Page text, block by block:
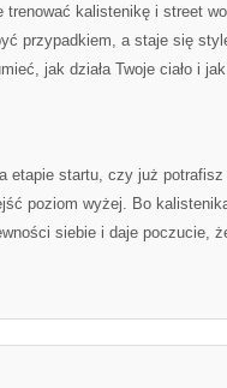
kalistenikę i street
przypadkiem, a staje się
jak działa Twoje ciało i
etapie startu, czy już
poziom wyżej. Bo
siebie i daje poczucie,